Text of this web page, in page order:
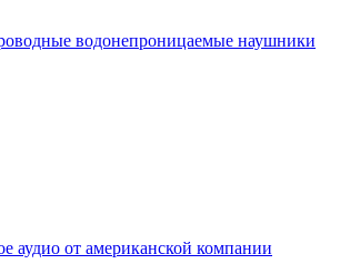
водонепроницаемые наушники